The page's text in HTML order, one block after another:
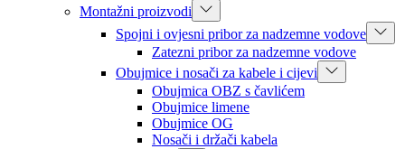
Montažni proizvodi
Spojni i ovjesni pribor za nadzemne vodove
Zatezni pribor za nadzemne vodove
Obujmice i nosači za kabele i cijevi
Obujmica OBZ s čavlićem
Obujmice limene
Obujmice OG
Nosači i držači kabela